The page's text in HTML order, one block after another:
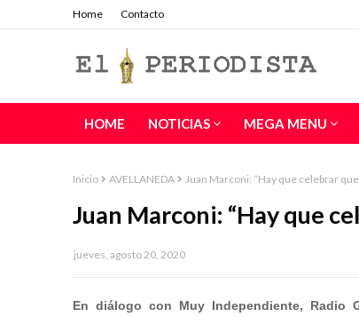
Home Contacto
HOME NOTICIAS MEGA MENU
Inicio AVELLANEDA Juan Marconi: “Hay que celebrar
Juan Marconi: “Hay que
jueves, agosto 20, 2020
En diálogo con Muy Independiente, Radio